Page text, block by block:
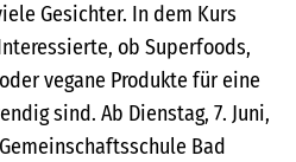
Gesichter. In dem Kurs
ob Superfoods,
vegane Produkte für eine
sind. Ab Dienstag, 7. Juni,
Bad